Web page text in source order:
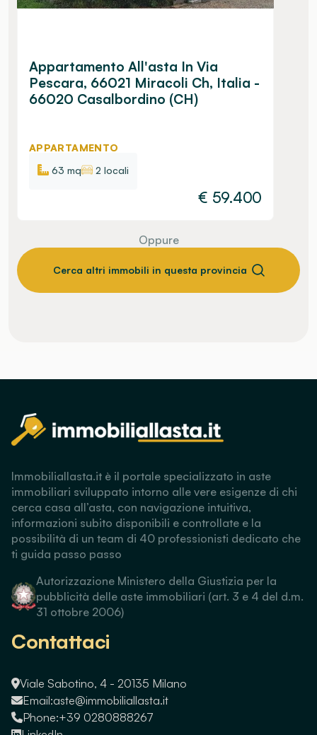
Appartamento All'asta In Via
Pescara, 66021 Miracoli Ch, Italia -
66020 Casalbordino (CH)
APPARTAMENTO
63 mq
2 locali
€ 59.400
Oppure
Cerca altri immobili in questa provincia
Immobiliallasta.it è il portale specializzato in aste
immobiliari sviluppato intorno alle vere esigenze di chi
cerca casa all’asta, con navigazione intuitiva,
informazioni subito disponibili e controllate e la
possibilità di un team di 40 professionisti dedicato che
ti guida passo passo
Autorizzazione Ministero della Giustizia per la
pubblicità delle aste immobiliari (art. 3 e 4 del d.m.
31 ottobre 2006)
Contattaci
Viale Sabotino, 4 - 20135 Milano
Email:aste@immobiliallasta.it
Phone:+39 0280888267